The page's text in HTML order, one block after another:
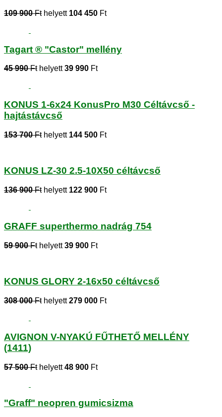
109 900 Fthelyett 104 450 Ft
Tagart ® "Castor" mellény
45 990 Fthelyett39 990 Ft
KONUS 1-6x24 KonusPro M30 Céltávcső -
hajtástávcső
153 700 Fthelyett 144 500 Ft
KONUS LZ-30 2.5-10X50 céltávcső
136 900 Fthelyett 122 900 Ft
GRAFF superthermo nadrág 754
59 900 Fthelyett39 900 Ft
KONUS GLORY 2-16x50 céltávcső
308 000 Fthelyett279 000 Ft
AVIGNON V-NYAKÚ FŰTHETŐ MELLÉNY
(1411)
57 500 Fthelyett48 900 Ft
"Graff" neopren gumicsizma